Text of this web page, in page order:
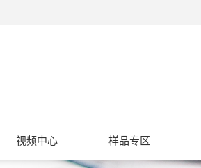
视频中心 样品专区